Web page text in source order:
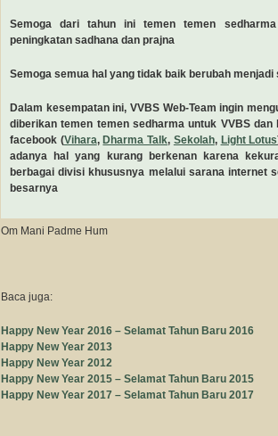
Semoga dari tahun ini temen temen
peningkatan sadhana dan prajna
Semoga semua hal yang tidak baik berubah
Dalam kesempatan ini, VVBS Web-Team ingin
diberikan temen temen sedharma untuk VVBS
facebook (Vihara, Dharma Talk, Sekolah, Light Lotus
adanya hal yang kurang berkenan karena
berbagai divisi khususnya melalui sarana internet
besarnya
Om Mani Padme Hum
Baca juga:
Happy New Year 2016 – Selamat Tahun Baru 2016
Happy New Year 2013
Happy New Year 2012
Happy New Year 2015 – Selamat Tahun Baru 2015
Happy New Year 2017 – Selamat Tahun Baru 2017